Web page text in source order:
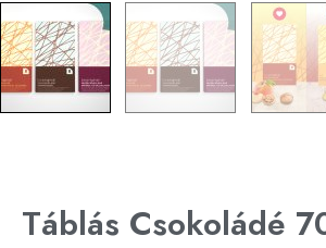
Táblás Csokoládé